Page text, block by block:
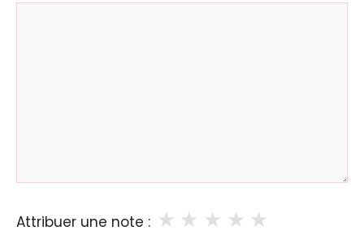
Attribuer une note : ★
★
★
★
★